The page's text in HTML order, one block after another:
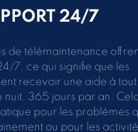
24/7
de télémaintenance
7, ce qui signifie que les
recevoir une aide à tout
nuit, 365 jours par an.
pour les problèmes
ou pour les